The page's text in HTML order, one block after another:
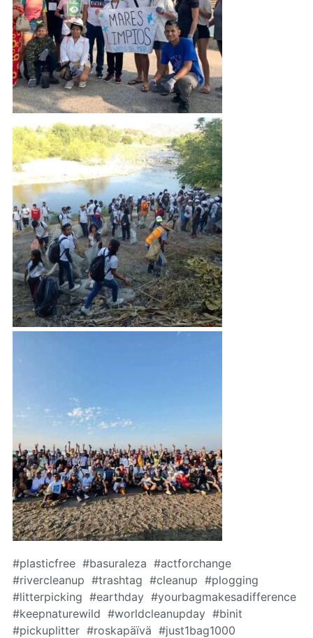
#plasticfree #basuraleza #actforchange
#rivercleanup #trashtag #cleanup #plogging
#litterpicking #earthday #yourbagmakesadifference
#keepnaturewild #worldcleanupday #binit
#pickuplitter #roskapäïvä #just1bag1000